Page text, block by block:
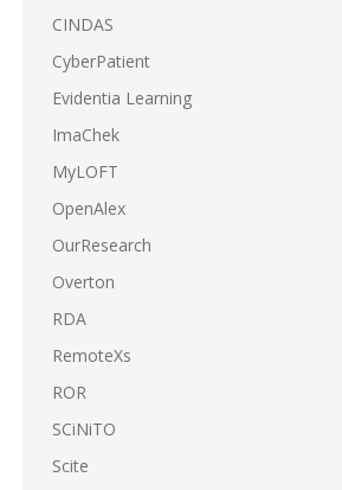
CINDAS
CyberPatient
Evidentia Learning
ImaChek
MyLOFT
OpenAlex
OurResearch
Overton
RDA
RemoteXs
ROR
SCiNiTO
Scite